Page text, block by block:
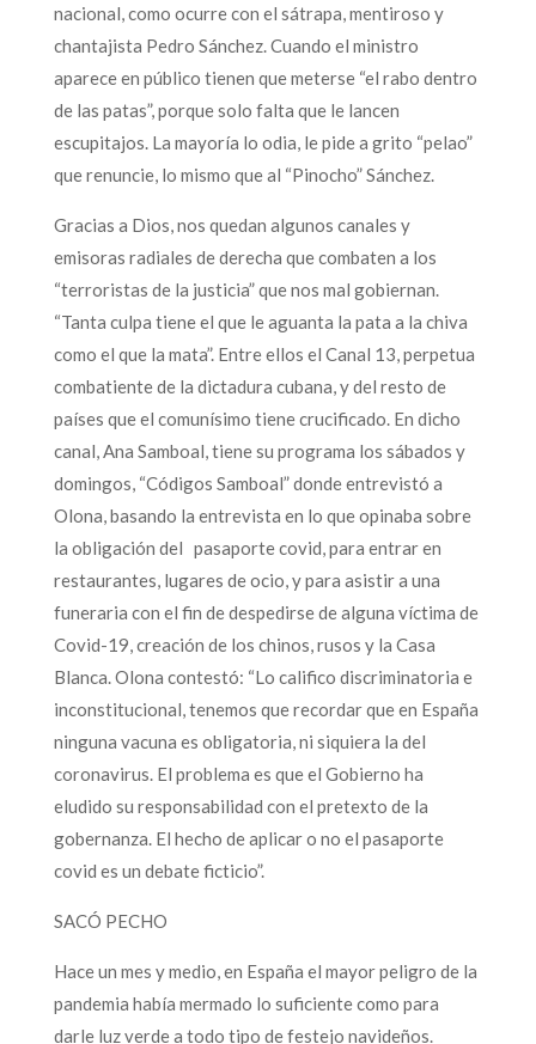
nacional, como ocurre con el sátrapa, mentiroso y
chantajista Pedro Sánchez. Cuando el ministro
aparece en público tienen que meterse “el rabo dentro
de las patas”, porque solo falta que le lancen
escupitajos. La mayoría lo odia, le pide a grito “pelao”
que renuncie, lo mismo que al “Pinocho” Sánchez.
Gracias a Dios, nos quedan algunos canales y
emisoras radiales de derecha que combaten a los
“terroristas de la justicia” que nos mal gobiernan.
“Tanta culpa tiene el que le aguanta la pata a la chiva
como el que la mata”. Entre ellos el Canal 13, perpetua
combatiente de la dictadura cubana, y del resto de
países que el comunísimo tiene crucificado. En dicho
canal, Ana Samboal, tiene su programa los sábados y
domingos, “Códigos Samboal” donde entrevistó a
Olona, basando la entrevista en lo que opinaba sobre
la obligación del pasaporte covid, para entrar en
restaurantes, lugares de ocio, y para asistir a una
funeraria con el fin de despedirse de alguna víctima de
Covid-19, creación de los chinos, rusos y la Casa
Blanca. Olona contestó: “Lo califico discriminatoria e
inconstitucional, tenemos que recordar que en España
ninguna vacuna es obligatoria, ni siquiera la del
coronavirus. El problema es que el Gobierno ha
eludido su responsabilidad con el pretexto de la
gobernanza. El hecho de aplicar o no el pasaporte
covid es un debate ficticio”.
SACÓ PECHO
Hace un mes y medio, en España el mayor peligro de la
pandemia había mermado lo suficiente como para
darle luz verde a todo tipo de festejo navideños.